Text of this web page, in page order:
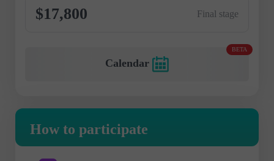
Final stage
$17,800
BETA
How to participate